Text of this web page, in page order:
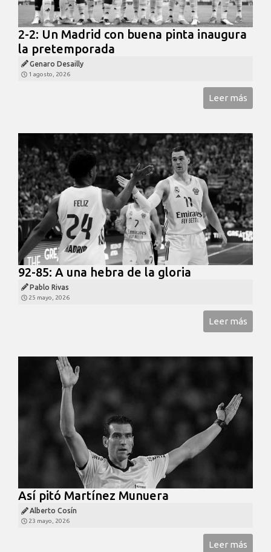
2-2: Un Madrid con buena pinta inaugura
la pretemporada
Genaro Desailly
1 agosto, 2026
Leer más
92-85: A una hebra de la gloria
Pablo Rivas
25 mayo, 2026
Leer más
Así pitó Martínez Munuera
Alberto Cosín
23 mayo, 2026
Leer más